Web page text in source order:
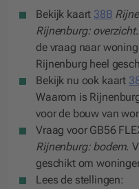
Bekijk kaart 38B
Rijnenburg: overzicht
de vraag naar
Rijnenburg heel
Bekijk nu ook kaart
Waarom is
voor de bouw van
Vraag voor GB56
Rijnenburg: bodem.
geschikt om
Lees de stellingen: